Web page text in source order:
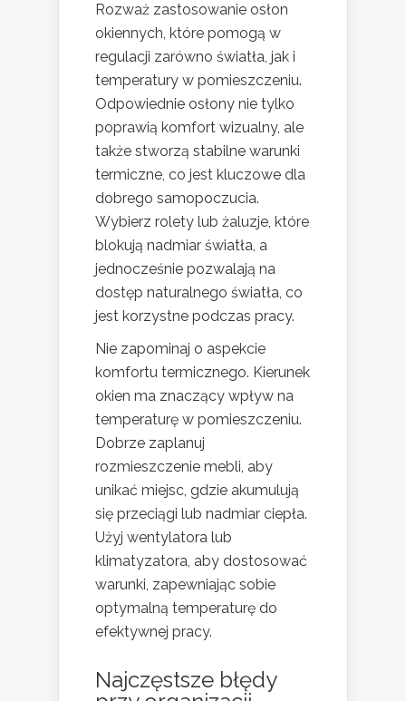
Rozważ zastosowanie osłon
okiennych, które pomogą w
regulacji zarówno światła, jak i
temperatury w pomieszczeniu.
Odpowiednie osłony nie tylko
poprawią komfort wizualny, ale
także stworzą stabilne warunki
termiczne, co jest kluczowe dla
dobrego samopoczucia.
Wybierz rolety lub żaluzje, które
blokują nadmiar światła, a
jednocześnie pozwalają na
dostęp naturalnego światła, co
jest korzystne podczas pracy.
Nie zapominaj o aspekcie
komfortu termicznego. Kierunek
okien ma znaczący wpływ na
temperaturę w pomieszczeniu.
Dobrze zaplanuj
rozmieszczenie mebli, aby
unikać miejsc, gdzie akumulują
się przeciągi lub nadmiar ciepła.
Użyj wentylatora lub
klimatyzatora, aby dostosować
warunki, zapewniając sobie
optymalną temperaturę do
efektywnej pracy.
Najczęstsze błędy